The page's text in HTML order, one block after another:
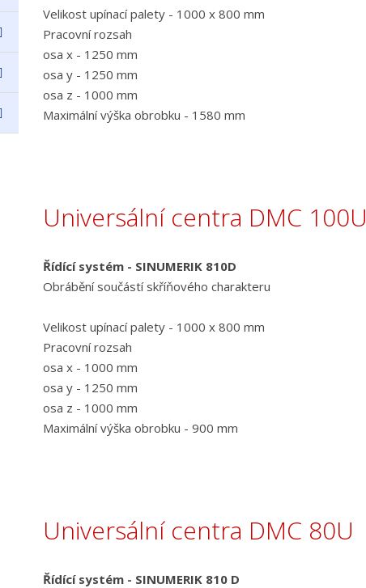
Velikost upínací palety - 1000 x 800 mm
Pracovní rozsah
osa x - 1250 mm
osa y - 1250 mm
osa z - 1000 mm
Maximální výška obrobku - 1580 mm
Universální centra DMC 100U
Řídící systém - SINUMERIK 810D
Obrábění součástí skříňového charakteru
Velikost upínací palety - 1000 x 800 mm
Pracovní rozsah
osa x - 1000 mm
osa y - 1250 mm
osa z - 1000 mm
Maximální výška obrobku - 900 mm
Universální centra DMC 80U
Řídící systém - SINUMERIK 810 D